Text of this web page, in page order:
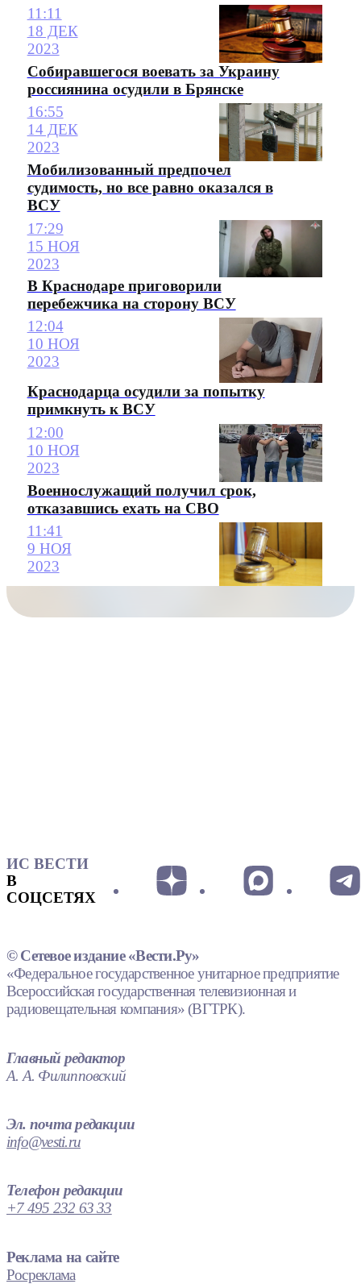
11:11
18 ДЕК
2023
Собиравшегося воевать за Украину
россиянина осудили в Брянске
16:55
14 ДЕК
2023
Мобилизованный предпочел
судимость, но все равно оказался в
ВСУ
17:29
15 НОЯ
2023
В Краснодаре приговорили
перебежчика на сторону ВСУ
12:04
10 НОЯ
2023
Краснодарца осудили за попытку
примкнуть к ВСУ
12:00
10 НОЯ
2023
Военнослужащий получил срок,
отказавшись ехать на СВО
11:41
9 НОЯ
2023
ИС ВЕСТИ
В
СОЦСЕТЯХ
© Сетевое издание «Вести.Ру»
«Федеральное государственное унитарное предприятие
Всероссийская государственная телевизионная и
радиовещательная компания» (ВГТРК).
Главный редактор
А. А. Филипповский
Эл. почта редакции
info@vesti.ru
Телефон редакции
+7 495 232 63 33
Реклама на сайте
Росреклама